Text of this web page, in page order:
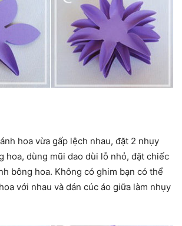
hoa vừa gấp lệch nhau, đặt 2 nhụy
hoa, dùng mũi dao dùi lỗ nhỏ, đặt chiếc
bông hoa. Không có ghim bạn có thể
với nhau và dán cúc áo giữa làm nhụy